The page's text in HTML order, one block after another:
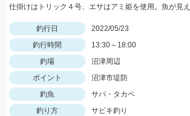
釣行日
2022/05/23
釣行時間
13:30～18:00
釣場
沼津周辺
ポイント
沼津市堤防
釣魚
サバ・タカベ
釣り方
サビキ釣り